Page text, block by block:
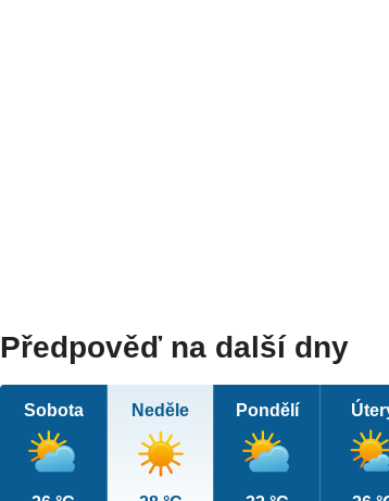
Předpověď na další dny
Sobota Neděle Pondělí